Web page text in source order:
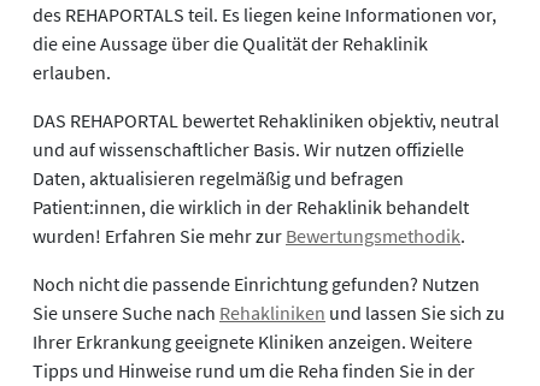
des REHAPORTALS teil. Es liegen keine Informationen vor,
die eine Aussage über die Qualität der Rehaklinik
erlauben.
DAS REHAPORTAL bewertet Rehakliniken objektiv, neutral
und auf wissenschaftlicher Basis. Wir nutzen offizielle
Daten, aktualisieren regelmäßig und befragen
Patient:innen, die wirklich in der Rehaklinik behandelt
wurden! Erfahren Sie mehr zur Bewertungsmethodik.
Noch nicht die passende Einrichtung gefunden? Nutzen
Sie unsere Suche nach Rehakliniken und lassen Sie sich zu
Ihrer Erkrankung geeignete Kliniken anzeigen. Weitere
Tipps und Hinweise rund um die Reha finden Sie in der